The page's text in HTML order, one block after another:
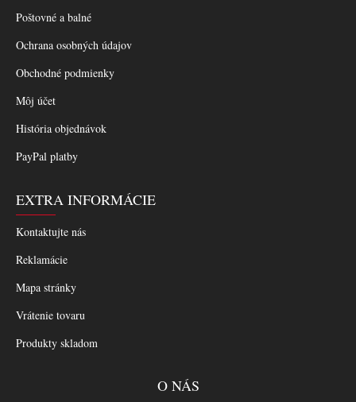
Poštovné a balné
Ochrana osobných údajov
Obchodné podmienky
Môj účet
História objednávok
PayPal platby
EXTRA INFORMÁCIE
Kontaktujte nás
Reklamácie
Mapa stránky
Vrátenie tovaru
Produkty skladom
O NÁS